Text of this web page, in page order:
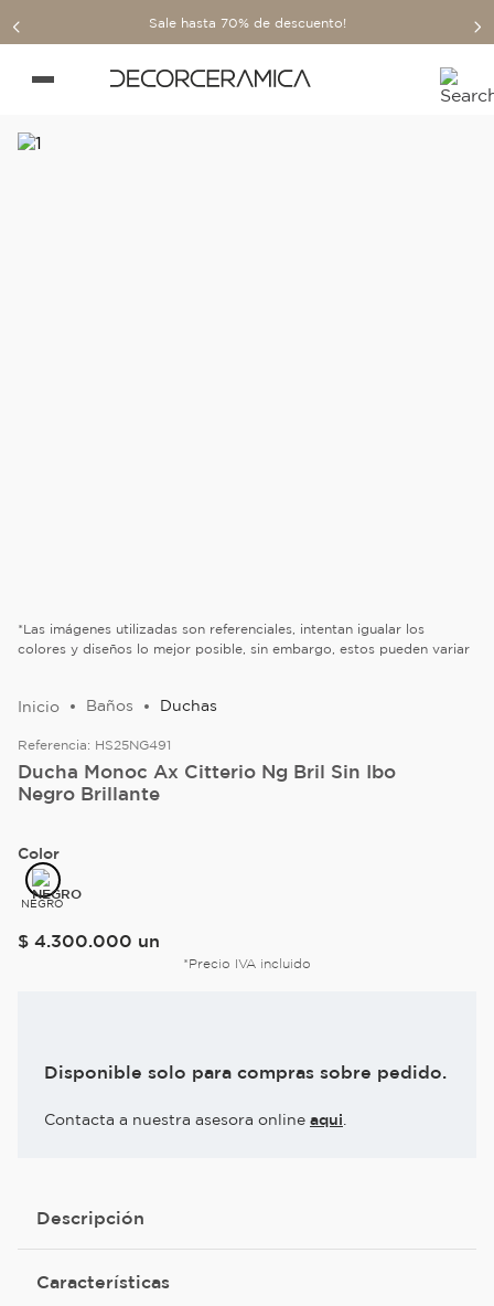
Sale hasta 70% de descuento!
*Las imágenes utilizadas son referenciales, intentan igualar los
colores y diseños lo mejor posible, sin embargo, estos pueden variar
Baños Duchas
Referencia: HS25NG491
Ducha Monoc Ax Citterio Ng Bril Sin Ibo
Negro Brillante
Color
NEGRO
$ 4.300.000 un
*Precio IVA incluido
Disponible solo para compras sobre pedido.
Contacta a nuestra asesora online aqui
Descripción
Características